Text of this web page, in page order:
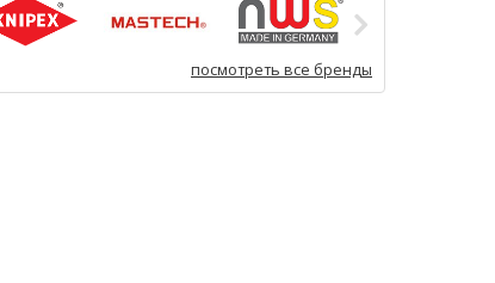
посмотреть все бренды